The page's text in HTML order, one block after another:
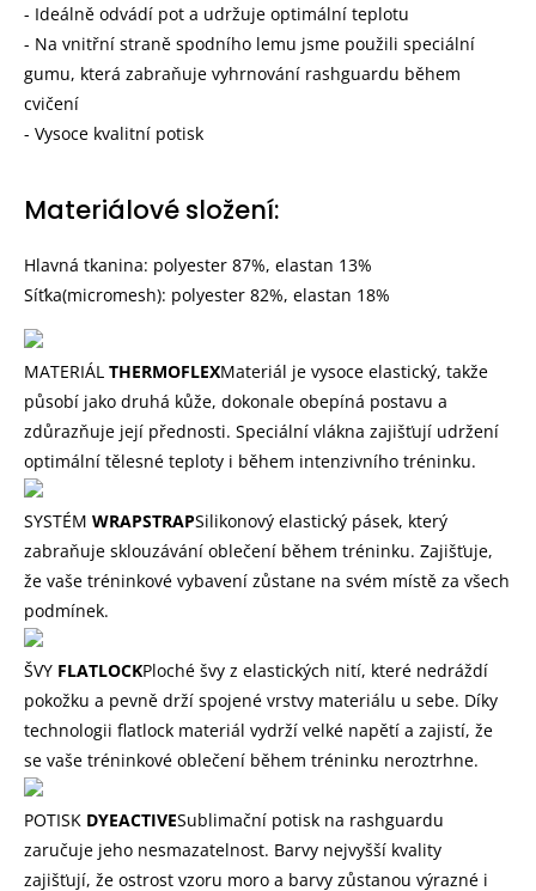
- Ideálně odvádí pot a udržuje optimální teplotu
- Na vnitřní straně spodního lemu jsme použili speciální
gumu, která zabraňuje vyhrnování rashguardu během
cvičení
- Vysoce kvalitní potisk
Materiálové složení:
Hlavná tkanina: polyester 87%, elastan 13%
Síťka(micromesh): polyester 82%, elastan 18%
MATERIÁL THERMOFLEXMateriál je vysoce elastický, takže
působí jako druhá kůže, dokonale obepíná postavu a
zdůrazňuje její přednosti. Speciální vlákna zajišťují udržení
optimální tělesné teploty i během intenzivního tréninku.
SYSTÉM WRAPSTRAPSilikonový elastický pásek, který
zabraňuje sklouzávání oblečení během tréninku. Zajišťuje,
že vaše tréninkové vybavení zůstane na svém místě za všech
podmínek.
ŠVY FLATLOCKPloché švy z elastických nití, které nedráždí
pokožku a pevně drží spojené vrstvy materiálu u sebe. Díky
technologii flatlock materiál vydrží velké napětí a zajistí, že
se vaše tréninkové oblečení během tréninku neroztrhne.
POTISK DYEACTIVESublimační potisk na rashguardu
zaručuje jeho nesmazatelnost. Barvy nejvyšší kvality
zajišťují, že ostrost vzoru moro a barvy zůstanou výrazné i